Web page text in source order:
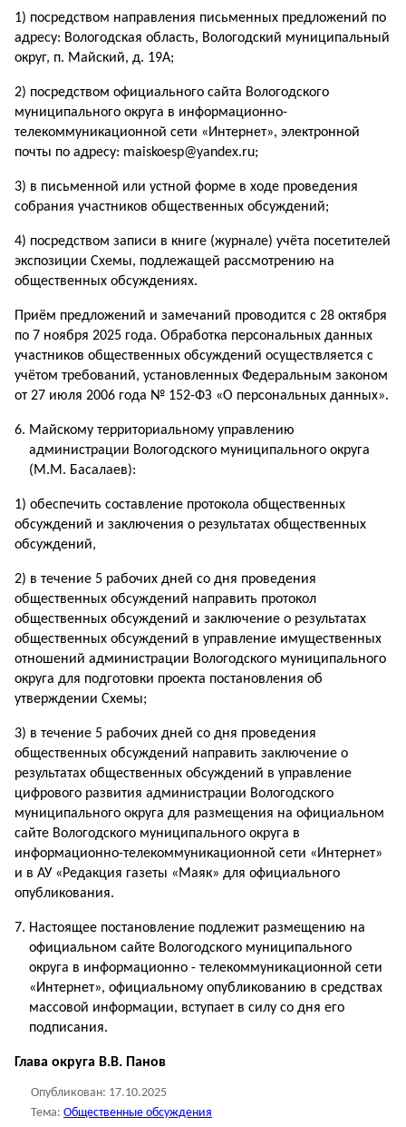
1) посредством направления письменных предложений по
адресу: Вологодская область, Вологодский муниципальный
округ, п. Майский, д. 19А;
2) посредством официального сайта Вологодского
муниципального округа в информационно-
телекоммуникационной сети «Интернет», электронной
почты по адресу: maiskoesp@yandex.ru;
3) в письменной или устной форме в ходе проведения
собрания участников общественных обсуждений;
4) посредством записи в книге (журнале) учёта посетителей
экспозиции Схемы, подлежащей рассмотрению на
общественных обсуждениях.
Приём предложений и замечаний проводится с 28 октября
по 7 ноября 2025 года. Обработка персональных данных
участников общественных обсуждений осуществляется с
учётом требований, установленных Федеральным законом
от 27 июля 2006 года № 152-ФЗ «О персональных данных».
Майскому территориальному управлению
администрации Вологодского муниципального округа
(М.М. Басалаев):
1) обеспечить составление протокола общественных
обсуждений и заключения о результатах общественных
обсуждений,
2) в течение 5 рабочих дней со дня проведения
общественных обсуждений направить протокол
общественных обсуждений и заключение о результатах
общественных обсуждений в управление имущественных
отношений администрации Вологодского муниципального
округа для подготовки проекта постановления об
утверждении Схемы;
3) в течение 5 рабочих дней со дня проведения
общественных обсуждений направить заключение о
результатах общественных обсуждений в управление
цифрового развития администрации Вологодского
муниципального округа для размещения на официальном
сайте Вологодского муниципального округа в
информационно-телекоммуникационной сети «Интернет»
и в АУ «Редакция газеты «Маяк» для официального
опубликования.
Настоящее постановление подлежит размещению на
официальном сайте Вологодского муниципального
округа в информационно - телекоммуникационной сети
«Интернет», официальному опубликованию в средствах
массовой информации, вступает в силу со дня его
подписания.
Глава округа В.В. Панов
Опубликован: 17.10.2025
Тема: Общественные обсуждения